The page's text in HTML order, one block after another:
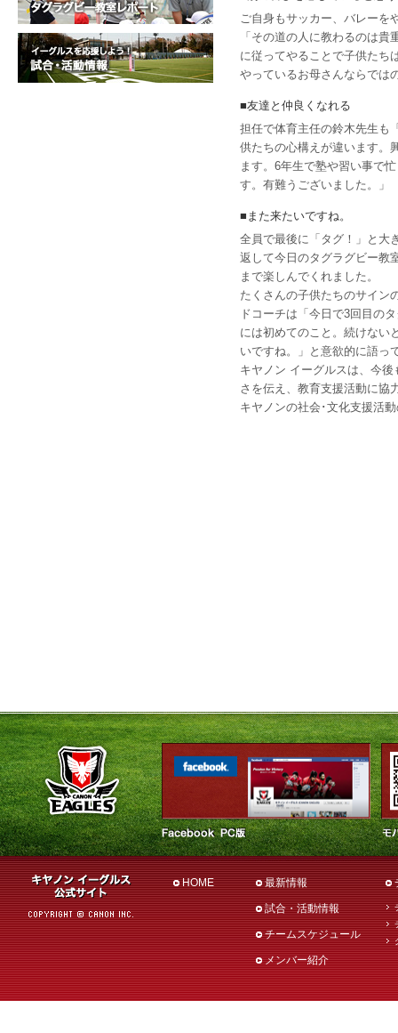
ご自身もサッカー、バレーを
「その道の人に教わるのは
に従ってやることで子供たち
やっているお母さんならでは
■友達と仲良くなれる
担任で体育主任の鈴木先生も
供たちの心構えが違います。
ます。6年生で塾や習い事で
す。有難うございました。」
■また来たいですね。
全員で最後に「タグ！」と大
返して今日のタグラグビー教
まで楽しんでくれました。
たくさんの子供たちのサイン
ドコーチは「今日で3回目の
には初めてのこと。続けない
いですね。」と意欲的に語っ
キヤノン イーグルスは、今
さを伝え、教育支援活動に協
キヤノンの社会･文化支援活
HOME 最新情報
試合・活動情報
チームスケジュール
メンバー紹介